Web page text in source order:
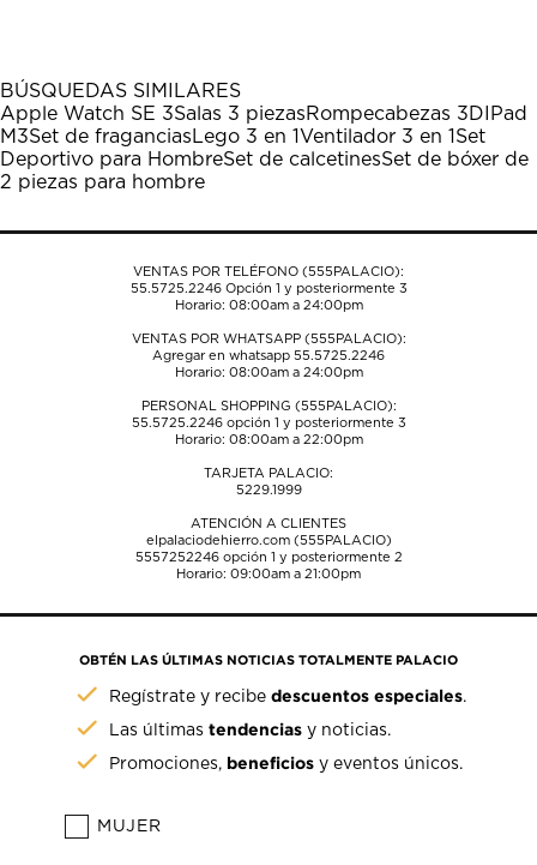
1
estrella
Esta
acción
abrirá
el
de
estrellas.
Esta
acción
abrirá
el
de
estrellas.
Esta
acción
abrirá
el
de
estrellas.
Esta
acción
abrirá
el
de
estrellas.
Esta
acción
abrirá
el
de
BÚSQUEDAS SIMILARES
Apple Watch SE 3Salas 3 piezasRompecabezas 3D IPad
M3Set de fragancias Lego 3 en 1 Ventilador 3 en 1 Set
Deportivo para HombreSet de calcetinesSet de bóxer de
2 piezas para hombre
VENTAS POR TELÉFONO (555PALACIO):
55.5725.2246Opción 1 y posteriormente 3
Horario: 08:00am a 24:00pm
VENTAS POR WHATSAPP (555PALACIO):
Agregar en whatsapp 55.5725.2246
Horario: 08:00am a 24:00pm
PERSONAL SHOPPING (555PALACIO):
55.5725.2246opción 1 y posteriormente 3
Horario: 08:00am a 22:00pm
TARJETA PALACIO:
5229.1999
ATENCIÓN A CLIENTES
elpalaciodehierro.com (555PALACIO)
5557252246opción 1 y posteriormente 2
Horario: 09:00am a 21:00pm
OBTÉN LAS ÚLTIMAS NOTICIAS TOTALMENTE PALACIO
Regístrate y recibedescuentos especiales.
Las últimastendencias y noticias.
Promociones, beneficios y eventos únicos.
MUJER